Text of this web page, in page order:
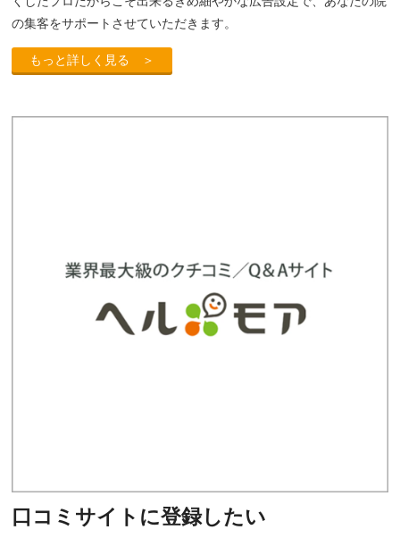
の集客をサポートさせていただきます。
もっと詳しく見る ＞
口コミサイトに登録したい